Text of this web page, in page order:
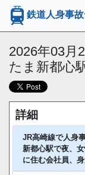
鉄道人身事
2026年03月
たま新都心
詳細
JR高崎線で人身
新都心駅で夜、
に住む会社員、